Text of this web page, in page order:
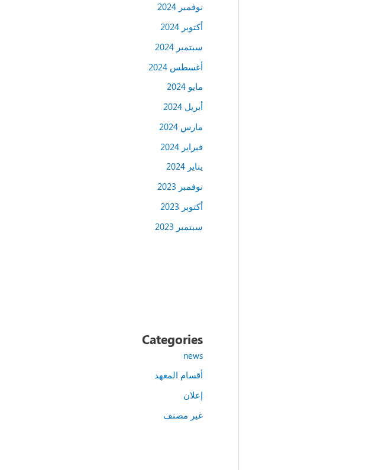
نوفمبر 2024
أكتوبر 2024
سبتمبر 2024
أغسطس 2024
مايو 2024
أبريل 2024
مارس 2024
فبراير 2024
يناير 2024
نوفمبر 2023
أكتوبر 2023
سبتمبر 2023
Categories
news
أقسام المعهد
إعلان
غير مصنف